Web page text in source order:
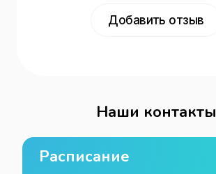
Добавить отзыв
Наши контакты
Расписание